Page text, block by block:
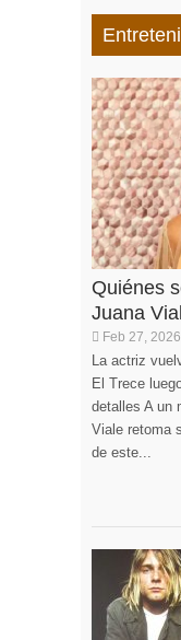
Quiénes
Juana
Feb 27, 2026
La actriz
El Trece
detalles A un
Viale retoma
de este...